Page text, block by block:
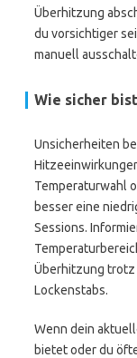
Überhitzung
du vorsichtiger
manuell
Wie sicher
Unsicherheiten
Temperaturwahl
besser eine
Sessions.
Überhitzung trotz
Lockenstabs.
Wenn dein
bietet oder du